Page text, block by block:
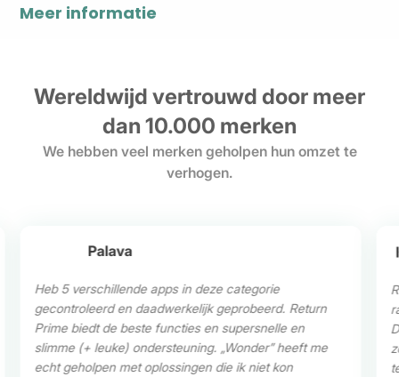
Meer informatie
Wereldwijd vertrouwd door meer
dan 10.000 merken
We hebben veel merken geholpen hun omzet te
verhogen.
Palava
Heb 5 verschillende apps in deze categorie
gecontroleerd en daadwerkelijk geprobeerd. Return
Prime biedt de beste functies en supersnelle en
slimme (+ leuke) ondersteuning. „Wonder” heeft me
echt geholpen met oplossingen die ik niet kon